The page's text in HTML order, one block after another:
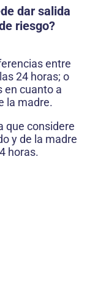
dar salida
riesgo?
entre
24 horas; o
en cuanto a
la madre.
que considere
y de la madre
horas.